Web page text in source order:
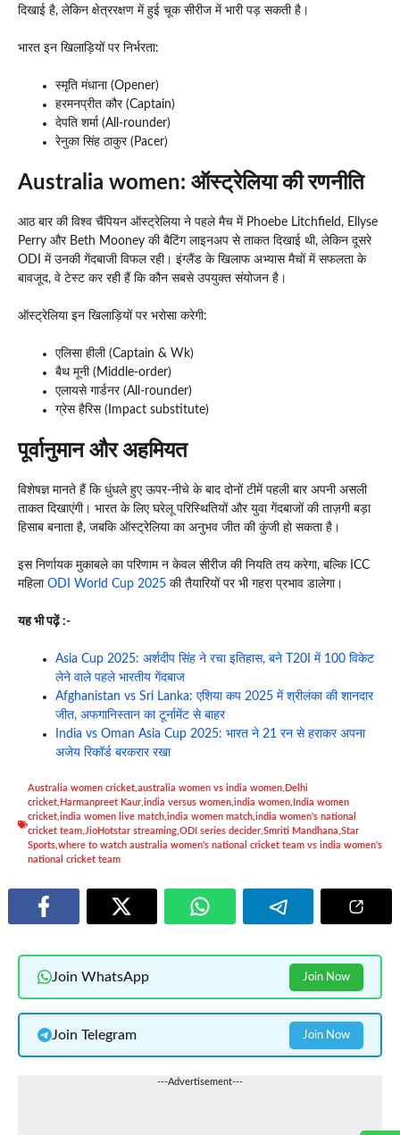
दिखाई है, लेकिन क्षेत्ररक्षण में हुई चूक सीरीज में भारी पड़ सकती है।
भारत इन खिलाड़ियों पर निर्भरता:
स्मृति मंधाना (Opener)
हरमनप्रीत कौर (Captain)
देपति शर्मा (All-rounder)
रेनुका सिंह ठाकुर (Pacer)
Australia women: ऑस्ट्रेलिया की रणनीति
आठ बार की विश्व चैंपियन ऑस्ट्रेलिया ने पहले मैच में Phoebe Litchfield, Ellyse
Perry और Beth Mooney की बैटिंग लाइनअप से ताकत दिखाई थी, लेकिन दूसरे
ODI में उनकी गेंदबाजी विफल रही। इंग्लैंड के खिलाफ अभ्यास मैचों में सफलता के
बावजूद, वे टेस्ट कर रही हैं कि कौन सबसे उपयुक्त संयोजन है।
ऑस्ट्रेलिया इन खिलाड़ियों पर भरोसा करेगी:
एलिसा हीली (Captain & Wk)
बैथ मूनी (Middle-order)
एलायसे गार्डनर (All-rounder)
ग्रेस हैरिस (Impact substitute)
पूर्वानुमान और अहमियत
विशेषज्ञ मानते हैं कि धुंधले हुए ऊपर-नीचे के बाद दोनों टीमें पहली बार अपनी असली
ताकत दिखाएंगी। भारत के लिए घरेलू परिस्थितियों और युवा गेंदबाजों की ताज़गी बड़ा
हिसाब बनाता है, जबकि ऑस्ट्रेलिया का अनुभव जीत की कुंजी हो सकता है।
इस निर्णायक मुकाबले का परिणाम न केवल सीरीज की नियति तय करेगा, बल्कि ICC
महिला ODI World Cup 2025 की तैयारियों पर भी गहरा प्रभाव डालेगा।
यह भी पढ़ें :-
Asia Cup 2025: अर्शदीप सिंह ने रचा इतिहास, बने T20I में 100 विकेट
लेने वाले पहले भारतीय गेंदबाज
Afghanistan vs Sri Lanka: एशिया कप 2025 में श्रीलंका की शानदार
जीत, अफगानिस्तान का टूर्नामेंट से बाहर
India vs Oman Asia Cup 2025: भारत ने 21 रन से हराकर अपना
अजेय रिकॉर्ड बरकरार रखा
Australia women cricket australia women vs india women Delhi
cricket Harmanpreet Kaur india versus women india women India women
cricket india women live match india women match india women's national
cricket team JioHotstar streaming ODI series decider Smriti Mandhana Star
Sports where to watch australia women's national cricket team vs india women's
national cricket team
Join WhatsApp Join Now
Join Telegram Join Now
---Advertisement---